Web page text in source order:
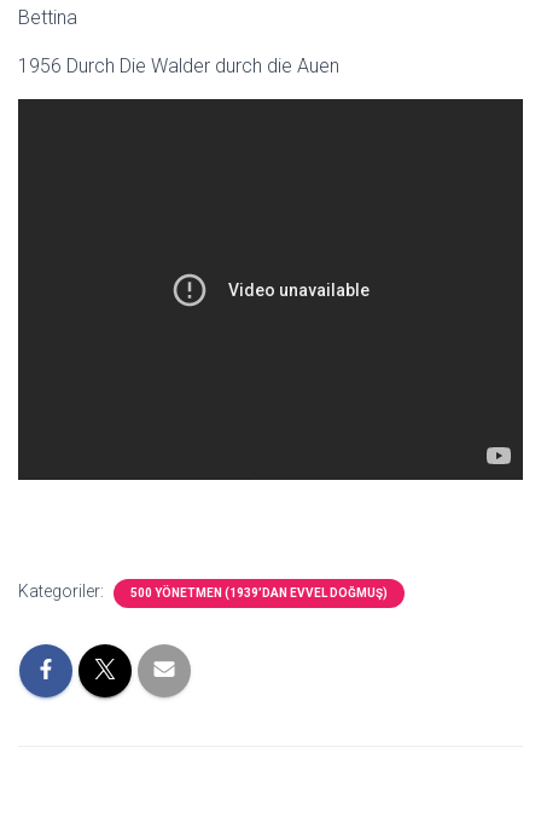
Bettina
1956 Durch Die Walder durch die Auen
Kategoriler: 500 YÖNETMEN (1939’DAN EVVEL DOĞMUŞ)